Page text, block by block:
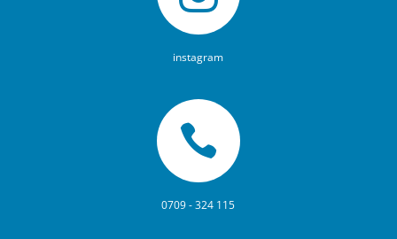
instagram

0709 - 324 115